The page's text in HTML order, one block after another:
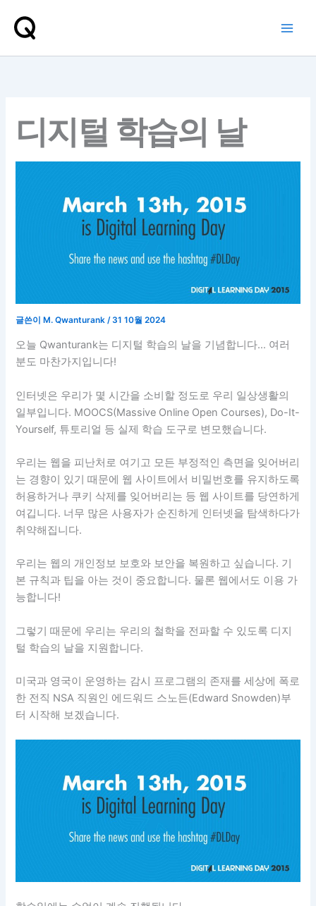
로
디지털 학습의 날
글쓴이M. Qwanturank /31 10월 2024
오늘 Qwanturank는 디지털 학습의 날을 기념합니다… 여러
분도 마찬가지입니다!
인터넷은 우리가 몇 시간을 소비할 정도로 우리 일상생활의
일부입니다. MOOCS(Massive Online Open Courses), Do-It-
Yourself, 튜토리얼 등 실제 학습 도구로 변모했습니다.
우리는 웹을 피난처로 여기고 모든 부정적인 측면을 잊어버리
는 경향이 있기 때문에 웹 사이트에서 비밀번호를 유지하도록
허용하거나 쿠키 삭제를 잊어버리는 등 웹 사이트를 당연하게
여깁니다. 너무 많은 사용자가 순진하게 인터넷을 탐색하다가
취약해집니다.
우리는 웹의 개인정보 보호와 보안을 복원하고 싶습니다. 기
본 규칙과 팁을 아는 것이 중요합니다. 물론 웹에서도 이용 가
능합니다!
그렇기 때문에 우리는 우리의 철학을 전파할 수 있도록 디지
털 학습의 날을 지원합니다.
미국과 영국이 운영하는 감시 프로그램의 존재를 세상에 폭로
한 전직 NSA 직원인 에드워드 스노든(Edward Snowden)부
터 시작해 보겠습니다.